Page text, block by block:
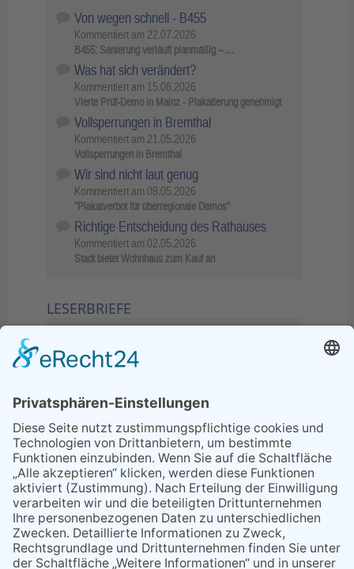
Von wegen schnell - B455
Kommentiert am 22.07.2026
B455: Sanierung verläuft planmäßig – …
Was hat sich verändert?
Kommentiert am 15.06.2026
Vierte Prüf-Demo in Mainz - Plakatierung genehmigt
Vollsperrungen in Bremthal
Kommentiert am 21.05.2026
Vollsperrungen in Bremthal
Wir sind nicht laut genug
Kommentiert am 08.05.2026
"Plakatverbot für überregionale Demos"
Richtige Entscheidung des Rathauses
Kommentiert am 02.05.2026
Stadt bietet Wohnhaus zum Kauf an
LESERBRIEFE
Sperrung B455: Kleiner
Grenzverkehr statt weite Wege
21.04.2026
Wenn Bahn-Computer nicht
miteinander kommunizieren
11.03.2026
"Plakatverbot für überregionale
Demos"
04.02.2026
Gelbe Tonne – Ein kleiner Blick
über den Tellerand
04.02.2026